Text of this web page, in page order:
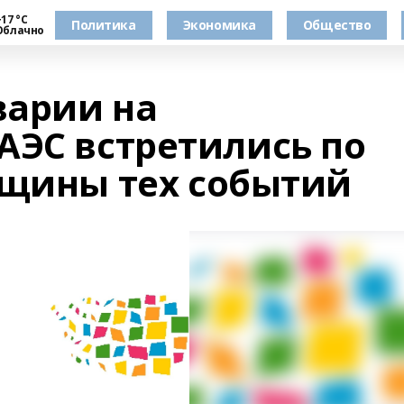
°С Политика Экономика Общество
на
встретились по
тех событий